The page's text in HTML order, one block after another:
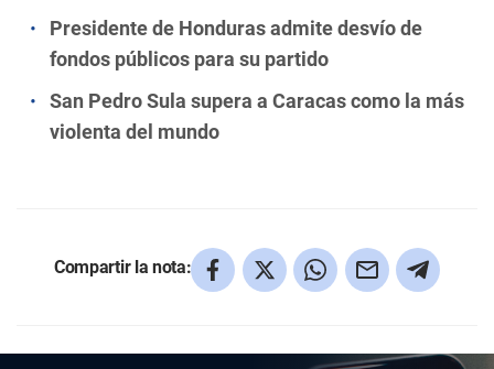
Presidente de Honduras admite desvío de
fondos públicos para su partido
San Pedro Sula supera a Caracas como la más
violenta del mundo
Compartir la nota: